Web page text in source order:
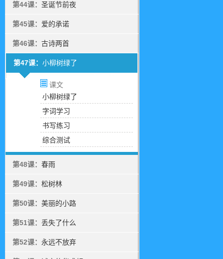
第44课： 圣诞节前夜
第45课： 爱的承诺
第46课： 古诗两首
第47课： 小柳树绿了
课文
小柳树绿了
字词学习
书写练习
综合测试
第48课： 春雨
第49课： 松树林
第50课： 美丽的小路
第51课： 丢失了什么
第52课： 永远不放弃